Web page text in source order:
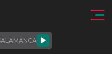
al contenido